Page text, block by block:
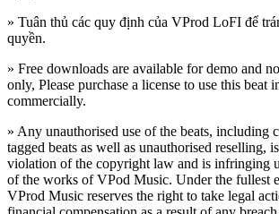
» Tuân thủ các quy định của VProd LoFI để
quyền.
» Free downloads are available for demo and
only, Please purchase a license to use this beat
commercially.
» Any unauthorised use of the beats, including
tagged beats as well as unauthorised reselling,
violation of the copyright law and is infringing
of the works of VPod Music. Under the fullest
VProd Music reserves the right to take legal